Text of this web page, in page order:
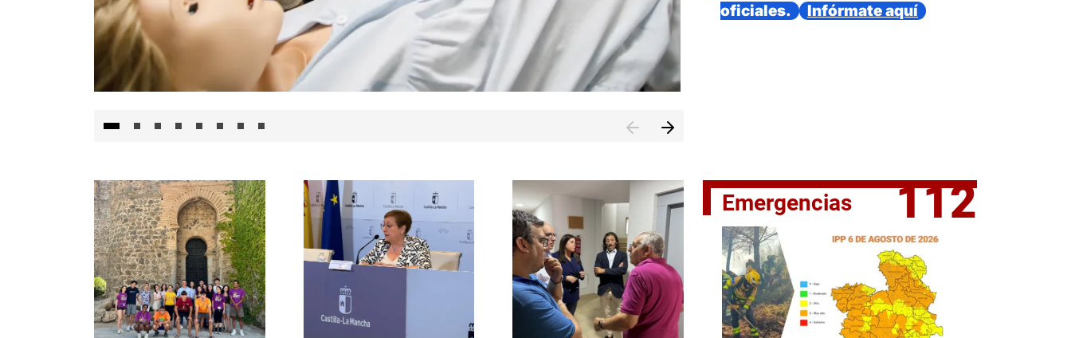
El jefe del Ejecutivo castellanomanchego, Emiliano García-
oficiales.
Infórmate aquí
Emergencias 112